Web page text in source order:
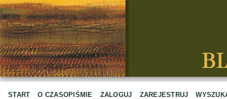
START O CZASOPIŚMIE ZALOGUJ ZAREJESTRUJ